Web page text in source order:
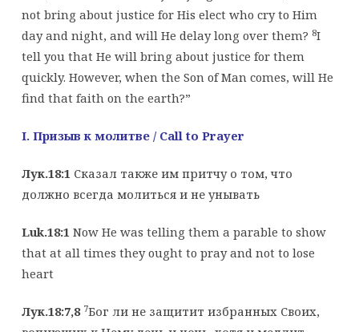
not bring about justice for His elect who cry to Him
day and night, and will He delay long over them? 8I
tell you that He will bring about justice for them
quickly. However, when the Son of Man comes, will He
find that faith on the earth?”
I. Призыв к молитве/ Call to Prayer
Лук.18:1 Сказал также им притчу о том, что
должно всегда молиться и не унывать
Luk.18:1Now He was telling them a parable to show
that at all times they ought to pray and not to lose
heart
Лук.18:7,8 7Бог ли не защитит избранных Своих,